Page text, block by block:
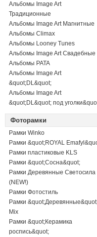
Альбомы Image Art
Традиционные
Альбомы Image Art Магнитные
Альбомы Climax
Альбомы Looney Tunes
Альбомы Image Art Свадебные
Альбомы PATA
Альбомы Image Art
&quot;DL&quot;
Альбомы Image Art
&quot;DL&quot; под
Фоторамки
Рамки Winko
Рамки &quot;ROYAL
Рамки пластиковые KLS
Рамки &quot;Сосна&quot;
Рамки Деревянные Светосила
(NEW!)
Рамки Фотостиль
Рамки
Mix
Рамки &quot;Керамика
роспись&quot;